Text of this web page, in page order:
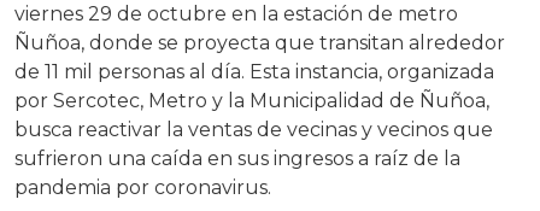
viernes 29 de octubre en la estación de metro
Ñuñoa, donde se proyecta que transitan alrededor
de 11 mil personas al día. Esta instancia, organizada
por Sercotec, Metro y la Municipalidad de Ñuñoa,
busca reactivar la ventas de vecinas y vecinos que
sufrieron una caída en sus ingresos a raíz de la
pandemia por coronavirus.